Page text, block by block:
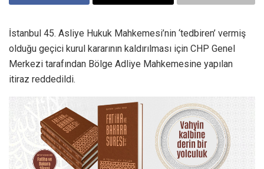
İstanbul 45. Asliye Hukuk Mahkemesi’nin ‘tedbiren’ vermiş
olduğu geçici kurul kararının kaldırılması için CHP Genel
Merkezi tarafından Bölge Adliye Mahkemesine yapılan
itiraz reddedildi.